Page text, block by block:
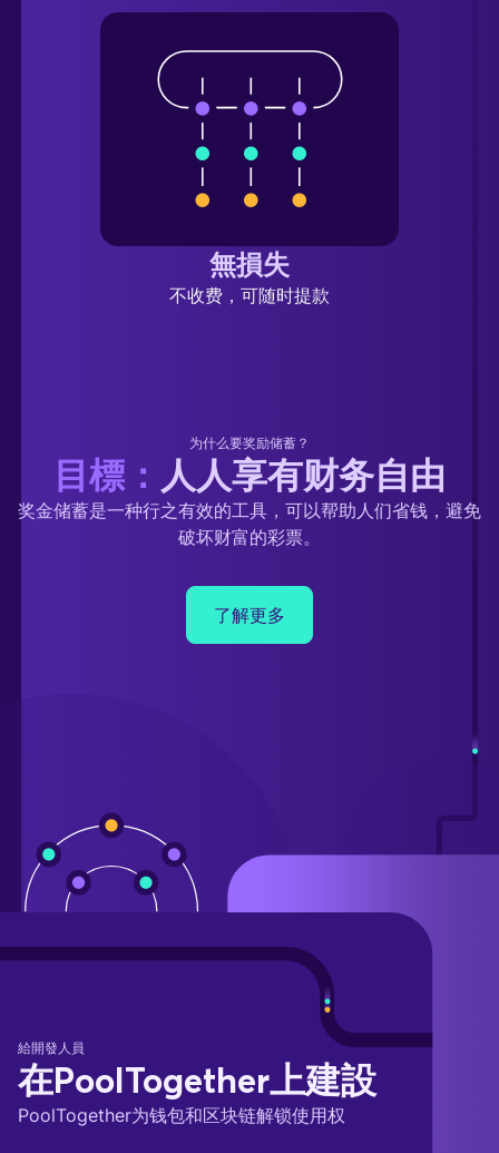
無損失
不收费，可随时提款
为什么要奖励储蓄？
目標： 人人享有财务自由
奖金储蓄是一种行之有效的工具，可以帮助人们省钱，避免
破坏财富的彩票。
了解更多
給開發人員
在PoolTogether上建設
PoolTogether为钱包和区块链解锁使用权